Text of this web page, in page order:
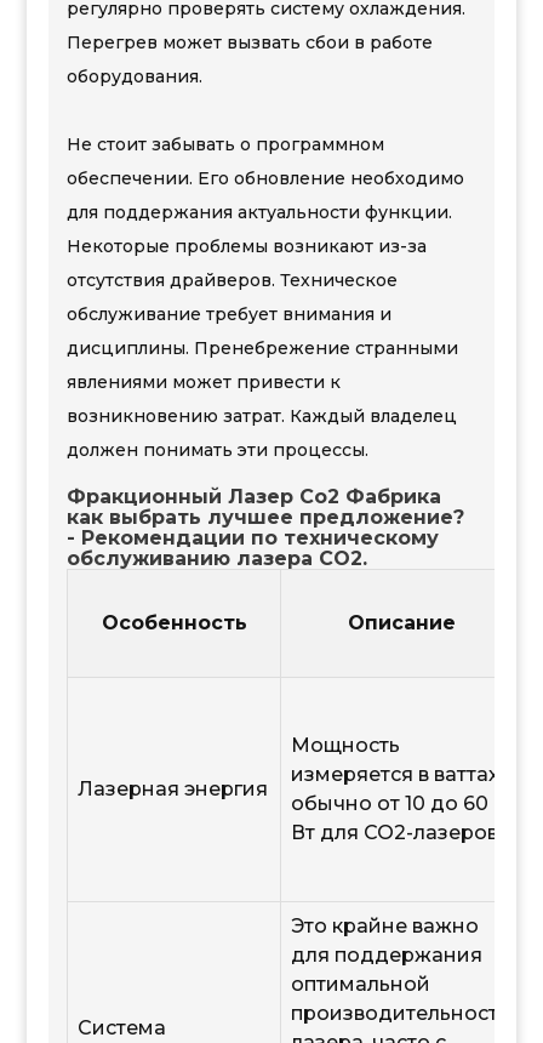
регулярно проверять систему охлаждения.
Перегрев может вызвать сбои в работе
оборудования.
Не стоит забывать о программном
обеспечении. Его обновление необходимо
для поддержания актуальности функции.
Некоторые проблемы возникают из-за
отсутствия драйверов. Техническое
обслуживание требует внимания и
дисциплины. Пренебрежение странными
явлениями может привести к
возникновению затрат. Каждый владелец
должен понимать эти процессы.
Фракционный Лазер Со2 Фабрика
как выбрать лучшее предложение?
- Рекомендации по техническому
обслуживанию лазера CO2.
Особенность Описание
Лазерная энергия
Мощность
измеряется в ваттах,
обычно от 10 до 60
Вт для CO2-лазеров.
Система
Это крайне важно
для поддержания
оптимальной
производительности